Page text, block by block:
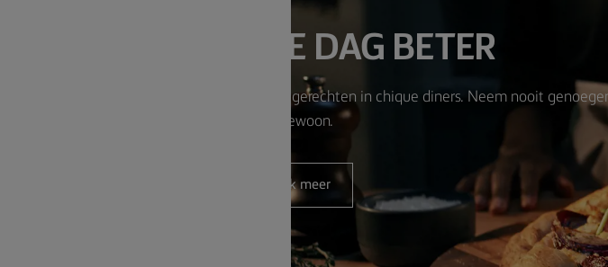
MAAK IEDERE DAG BETER
met wat Lurpak® transformeer je eenvoudige gerechten in chique diners. Neem nooit
met gewoon.
Ontdek meer